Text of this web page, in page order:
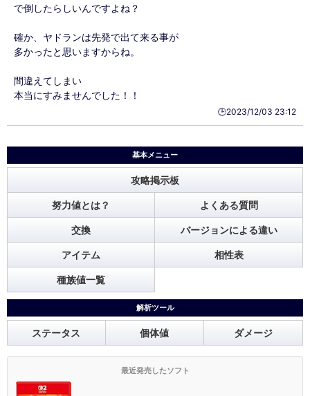
で倒したらしいんですよね？
確か、ヤドランは先発で出て来る事が
多かったと思いますからね。
間違えてしまい
本当にすみませんでした！！
🕒️2023/12/03 23:12
基本メニュー
攻略掲示板
努力値とは？ よくある質問
交換 バージョンによる違い
アイテム 相性表
種族値一覧
解析ツール
ステータス 個体値 ダメージ
最近発売したソフト